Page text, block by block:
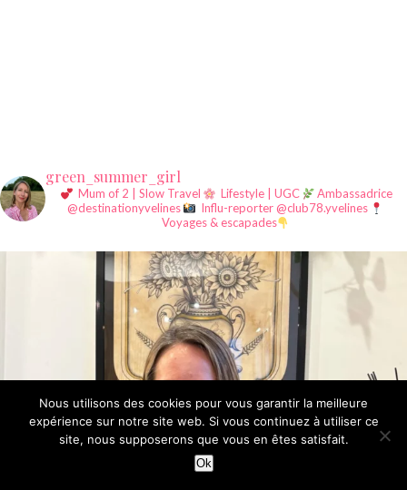
green_summer_girl
Mum of 2 | Slow Travel Lifestyle | UGC
Ambassadrice
@destinationyvelines
Influ-reporter @club78.yvelines
Voyages & escapades
Nous utilisons des cookies pour vous garantir la meilleure
expérience sur notre site web. Si vous continuez à utiliser ce
site, nous supposerons que vous en êtes satisfait.
Ok